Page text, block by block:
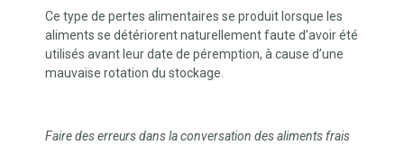
Ce type de pertes alimentaires se produit lorsque les
aliments se détériorent naturellement faute d’avoir été
utilisés avant leur date de péremption, à cause d’une
mauvaise rotation du stockage.
Faire des erreurs dans la conversation des aliments frais